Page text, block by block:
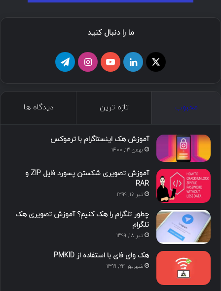
ما را دنبال کنید
د
ی
ن
و
ت
گ
ا
ا
محبوب تازه ترین دیدگاه ها
آموزش هک اینستاگرام با ترموکس
بهمن ۱۳, ۱۴۰۰
آموزش تصویری شکستن پسورد فایل ZIP و
RAR
تیر ۱۶, ۱۳۹۹
چطور تلگرام را هک کنیم؟ آموزش تصویری هک
تلگرام
تیر ۱۸, ۱۳۹۹
هک وای فای با استفاده از PMKID
شهریور ۲۴, ۱۳۹۹